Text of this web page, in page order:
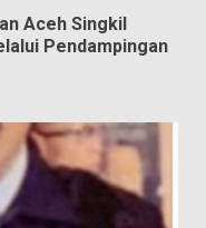
Aceh Singkil
Pendampingan